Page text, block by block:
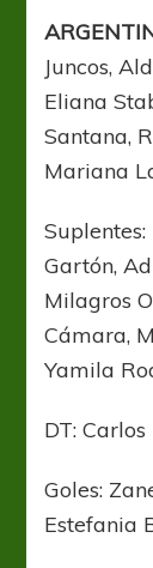
Juncos,
Eliana
Santana,
Mariana
Gartón,
Milagros
Cámara,
Yamila
DT:
Goles:
Estefania